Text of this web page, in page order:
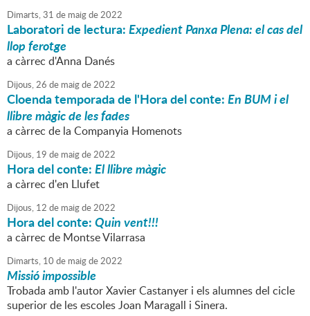
Dimarts,31 de maigde2022
Laboratori de lectura:Expedient Panxa Plena: el cas del
llop ferotge
a càrrec d'Anna Danés
Dijous,26 de maigde2022
Cloenda temporada de l'Hora del conte:En BUM i el
llibre màgic de les fades
a càrrec de la Companyia Homenots
Dijous, 19 de maigde2022
Hora del conte:El llibre màgic
a càrrec d'en Llufet
Dijous, 12 de maigde2022
Hora del conte:Quin vent!!!
a càrrec de Montse Vilarrasa
Dimarts, 10 de maigde2022
Missió impossible
Trobada amb l'autor Xavier Castanyer i els alumnes del cicle
superior de les escoles Joan Maragall i Sinera.